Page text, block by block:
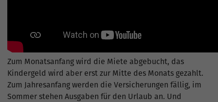
Zum Monatsanfang wird die Miete abgebucht, das
Kindergeld wird aber erst zur Mitte des Monats gezahlt.
Zum Jahresanfang werden die Versicherungen fällig, im
Sommer stehen Ausgaben für den Urlaub an. Und